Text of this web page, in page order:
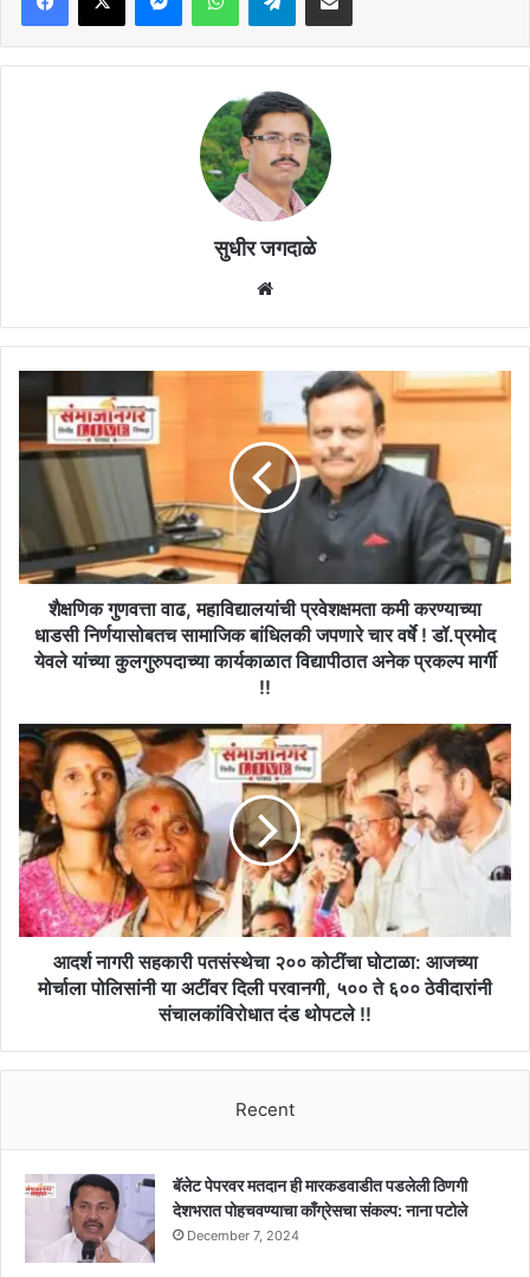
सुधीर जगदाळे
गुणवत्ता
वाढ,
महाविद्यालयांची
प्रवेशक्षमता
करण्याच्या
धाडसी
निर्णयासोबतच
सामाजिक
बांधिलकी
जपणारे
!
डॉ.प्रमोद
येवले
यांच्या
कुलगुरुपदाच्या
कार्यकाळात
विद्यापीठात
अनेक
प्रकल्प
शैक्षणिक गुणवत्ता वाढ, महाविद्यालयांची प्रवेशक्षमता कमी करण्याच्या
धाडसी निर्णयासोबतच सामाजिक बांधिलकी जपणारे चार वर्षे ! डॉ.प्रमोद
येवले यांच्या कुलगुरुपदाच्या कार्यकाळात विद्यापीठात अनेक प्रकल्प मार्गी
!!
आदर्श
नागरी
सहकारी
पतसंस्थेचा
२००
कोटींचा
घोटाळा:
आजच्या
मोर्चाला
पोलिसांनी
परवानगी,
संचालकांविरोधात
आदर्श नागरी सहकारी पतसंस्थेचा २०० कोटींचा घोटाळा: आजच्या
मोर्चाला पोलिसांनी या अटींवर दिली परवानगी, ५०० ते ६०० ठेवीदारांनी
संचालकांविरोधात दंड थोपटले !!
Recent
बॅलेट पेपरवर मतदान ही मारकडवाडीत पडलेली ठिणगी
देशभरात पोहचवण्याचा काँग्रेसचा संकल्प: नाना पटोले
December 7, 2024